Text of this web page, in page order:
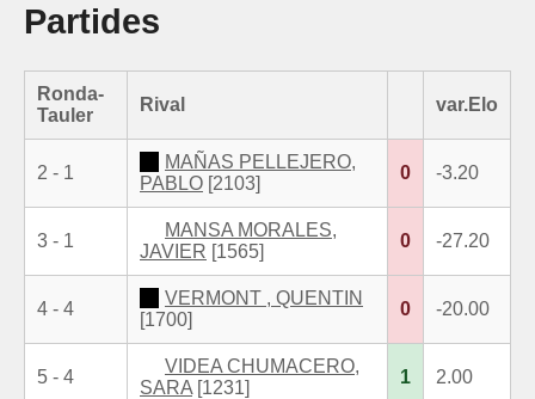
Partides
Ronda-
Tauler
Rival var.Elo
2 - 1
MAÑAS PELLEJERO,
PABLO [2103]
0 -3.20
3 - 1
MANSA MORALES,
JAVIER [1565]
0 -27.20
4 - 4
VERMONT , QUENTIN
[1700]
0 -20.00
5 - 4
VIDEA CHUMACERO,
SARA [1231]
1 2.00